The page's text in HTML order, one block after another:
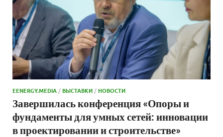
EENERGY.MEDIA /ВЫСТАВКИ /НОВОСТИ
Завершилась конференция «Опоры и
фундаменты для умных сетей: инновации
в проектировании и строительстве»